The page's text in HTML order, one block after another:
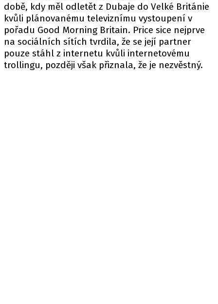
době, kdy měl odletět z Dubaje do Velké Británie
kvůli plánovanému televiznímu vystoupení v
pořadu Good Morning Britain. Price sice nejprve
na sociálních sítích tvrdila, že se její partner
pouze stáhl z internetu kvůli internetovému
trollingu, později však přiznala, že je nezvěstný.